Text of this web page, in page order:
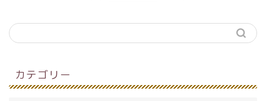
カテゴリー